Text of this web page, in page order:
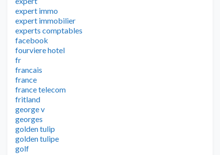
expert immo
expert immobilier
experts comptables
facebook
fourviere hotel
fr
francais
france
france telecom
fritland
george v
georges
golden tulip
golden tulipe
golf